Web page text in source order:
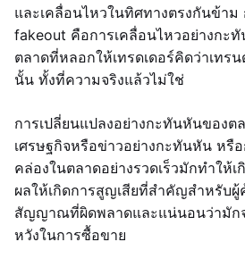
และเคลื่อนไหวในทิศทางตรงกันข้าม
fakeout คือการเคลื่อนไหวอย่างกะ
ตลาดที่หลอกให้เทรดเดอร์คิดว่าเทร
นั้น ทั้งที่ความจริงแล้วไม่ใช่
การเปลี่ยนแปลงอย่างกะทันหันของต
เศรษฐกิจหรือข่าวอย่างกะทันหัน หรื
คล่องในตลาดอย่างรวดเร็วมักทำให้
ผลให้เกิดการสูญเสียที่สำคัญสำหรับผู้
สัญญาณที่ผิดพลาดและแน่นอนว่ามัก
หวังในการซื้อขาย